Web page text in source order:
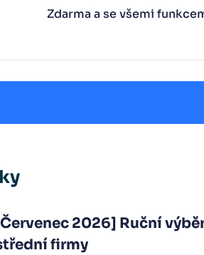
Zdarma a se všemi
2026] Ruční
firmy